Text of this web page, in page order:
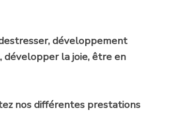
développement
développer la joie, être en
nos différentes prestations